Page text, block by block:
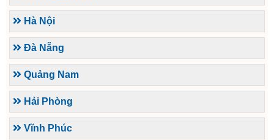
Hà Nội
Đà Nẵng
Quảng Nam
Hải Phòng
Vĩnh Phúc